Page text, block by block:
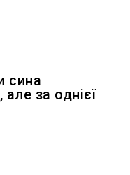
сина
за однієї